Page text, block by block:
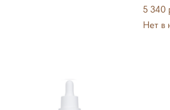
5 340
Нет в